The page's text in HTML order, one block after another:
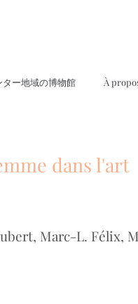
ター地域の博物館 À
dans l'art
Marc-L. Félix,